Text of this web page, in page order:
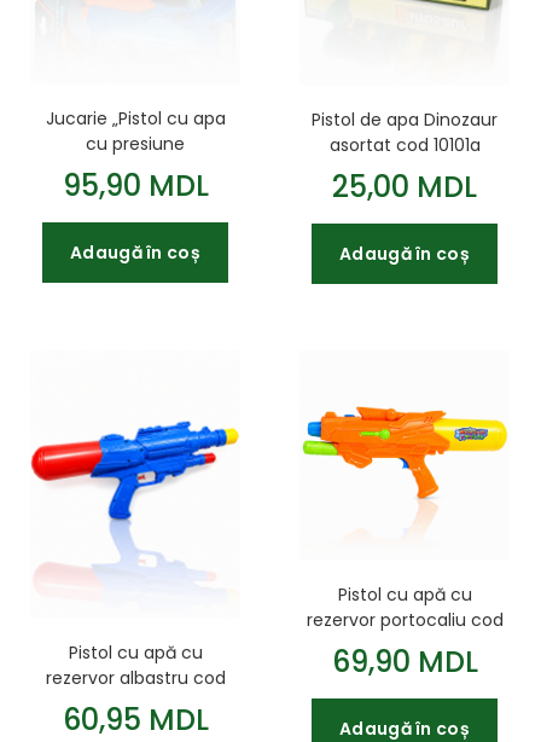
Jucarie „Pistol cu apa
cu presiune
pneumatica” albastru
cod 542059
95,90 MDL
Adaugă în coș
Pistol de apa Dinozaur
asortat cod 10101a
25,00 MDL
Adaugă în coș
Pistol cu apă cu
rezervor albastru cod
972115
60,95 MDL
Pistol cu apă cu
rezervor portocaliu cod
10041c
69,90 MDL
Adaugă în coș